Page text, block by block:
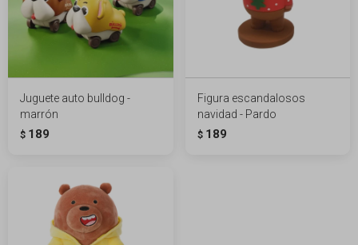
Juguete auto bulldog -
marrón
$ 189
Figura escandalosos
navidad - Pardo
$ 189